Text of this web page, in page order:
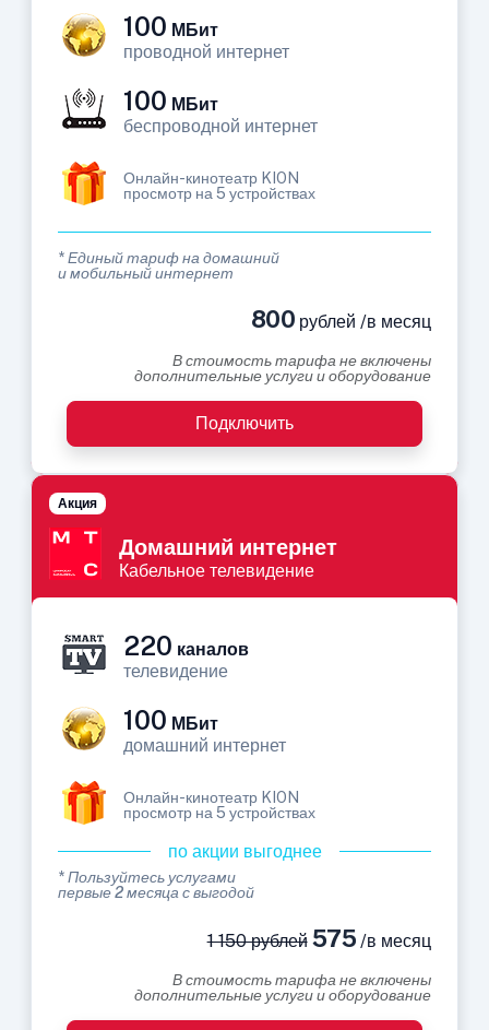
100 МБит
проводной интернет
100 МБит
беспроводной интернет
Онлайн-кинотеатр KION
просмотр на 5 устройствах
* Единый тариф на домашний
и мобильный интернет
800 рублей /в месяц
В стоимость тарифа не включены
дополнительные услуги и оборудование
Подключить
Домашний интернет
Кабельное телевидение
Акция
220 каналов
телевидение
100 МБит
домашний интернет
Онлайн-кинотеатр KION
просмотр на 5 устройствах
по акции выгоднее
* Пользуйтесь услугами
первые 2 месяца с выгодой
1 150 рублей575 /в месяц
В стоимость тарифа не включены
дополнительные услуги и оборудование